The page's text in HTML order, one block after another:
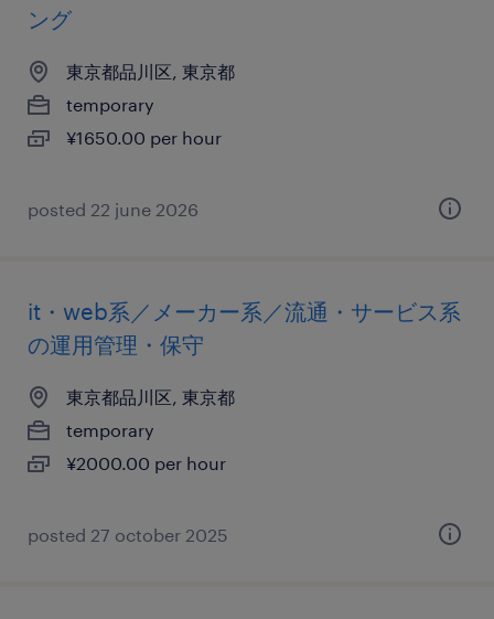
ング
東京都品川区, 東京都
temporary
¥1650.00 per hour
posted 22 june 2026
it・web系／メーカー系／流通・サービス系
の運用管理・保守
東京都品川区, 東京都
temporary
¥2000.00 per hour
posted 27 october 2025